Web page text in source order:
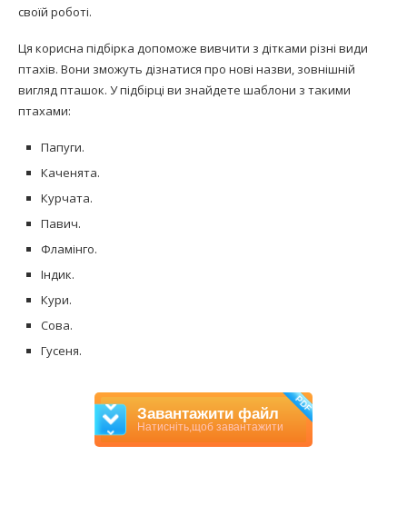
своїй роботі.
Ця корисна підбірка допоможе вивчити з дітками різні види
птахів. Вони зможуть дізнатися про нові назви, зовнішній
вигляд пташок. У підбірці ви знайдете шаблони з такими
птахами:
Папуги.
Каченята.
Курчата.
Павич.
Фламінго.
Індик.
Кури.
Сова.
Гусеня.
Завантажити файл
Натисніть,щоб завантажити
PDF